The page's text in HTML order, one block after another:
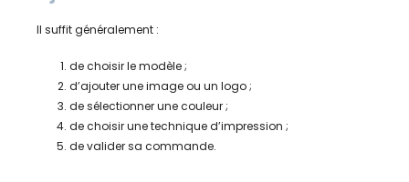
Il suffit généralement :
de choisir le modèle ;
d’ajouter une image ou un logo ;
de sélectionner une couleur ;
de choisir une technique d’impression ;
de valider sa commande.